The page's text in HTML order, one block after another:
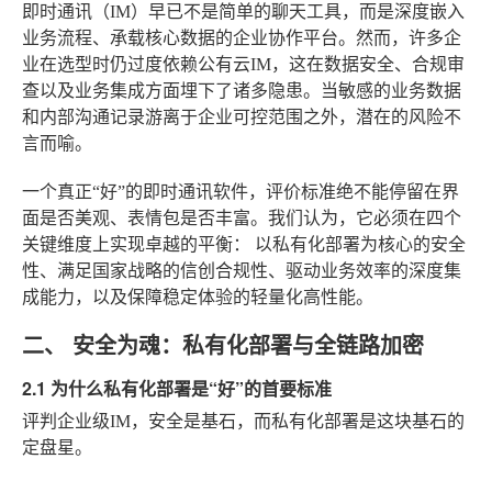
即时通讯（IM）早已不是简单的聊天工具，而是深度嵌入
业务流程、承载核心数据的企业协作平台。然而，许多企
业在选型时仍过度依赖公有云IM，这在数据安全、合规审
查以及业务集成方面埋下了诸多隐患。当敏感的业务数据
和内部沟通记录游离于企业可控范围之外，潜在的风险不
言而喻。
一个真正“好”的即时通讯软件，评价标准绝不能停留在界
面是否美观、表情包是否丰富。我们认为，它必须在四个
关键维度上实现卓越的平衡： 以私有化部署为核心的安全
性、满足国家战略的信创合规性、驱动业务效率的深度集
成能力，以及保障稳定体验的轻量化高性能。
二、 安全为魂：私有化部署与全链路加密
2.1 为什么私有化部署是“好”的首要标准
评判企业级IM，安全是基石，而私有化部署是这块基石的
定盘星。